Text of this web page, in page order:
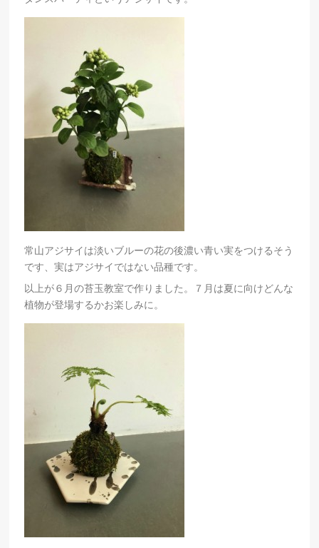
常山アジサイは淡いブルーの花の後濃い青い実をつけるそう
です、実はアジサイではない品種です。
以上が６月の苔玉教室で作りました。７月は夏に向けどんな
植物が登場するかお楽しみに。